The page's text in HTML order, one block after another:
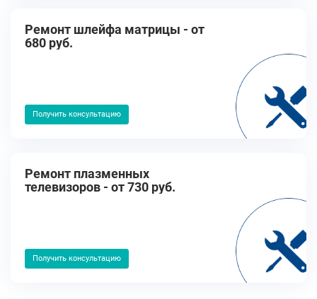
Ремонт шлейфа матрицы - от
680 руб.
Получить консультацию
Ремонт плазменных
телевизоров - от 730 руб.
Получить консультацию